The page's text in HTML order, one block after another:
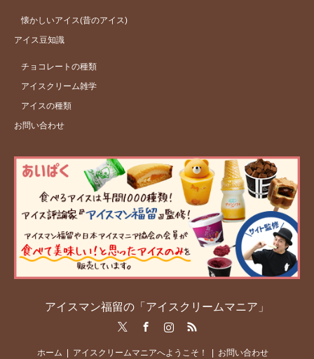
懐かしいアイス(昔のアイス)
アイス豆知識
チョコレートの種類
アイスクリーム雑学
アイスの種類
お問い合わせ
アイスマン福留の「アイスクリームマニア」
RSS
ホーム アイスクリームマニアへようこそ！ お問い合わせ